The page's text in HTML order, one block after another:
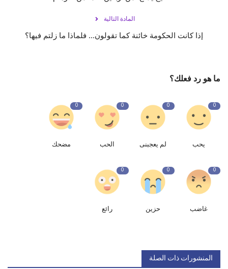
المادة التالية
إذا كانت الحكومة خائنة كما تقولون... فلماذا ما زلتم فيها؟
ما هو رد فعلك؟
0
يحب
0
لم يعجبنى
0
الحب
0
مضحك
0
غاضب
0
حزين
0
رائع
المنشورات ذات الصلة